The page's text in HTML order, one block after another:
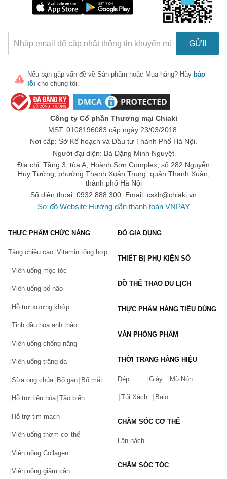
GỬI!
Nếu bạn gặp vấn đề về Sản phẩm hoặc Mua hàng? Hãy báo
lỗi cho chúng tôi.
Công ty Cổ phần Thương mại Chiaki
MST: 0108196083 cấp ngày 23/03/2018.
Nơi cấp: Sở Kế hoạch và Đầu tư Thành Phố Hà Nội.
Người đại diện: Bà Đặng Minh Nguyệt
Địa chỉ: Tầng 3, tòa A, Hoành Sơn Complex, số 282 Nguyễn
Huy Tưởng, phường Thanh Xuân Trung, quận Thanh Xuân,
thành phố Hà Nội
Số điện thoại: 0932.888.300. Email: cskh@chiaki.vn
Sơ đồ Website Hướng dẫn thanh toán VNPAY
THỰC PHẨM CHỨC NĂNG
Tăng chiều cao Vitamin tổng hợp
Viên uống mọc tóc
Viên uống bổ não
Hỗ trợ xương khớp
Tinh dầu hoa anh thảo
Viên uống chống nắng
Viên uống trắng da
Sữa ong chúa Bổ gan Bổ mắt
Hỗ trợ tiêu hóa Tảo biển
Hỗ trợ tim mạch
Viên uống thơm cơ thể
Viên uống Collagen
Viên uống giảm cân
ĐỒ GIA DỤNG
THIẾT BỊ PHỤ KIỆN SỐ
ĐỒ THỂ THAO DU LỊCH
THỰC PHẨM HÀNG TIÊU DÙNG
VĂN PHÒNG PHẨM
THỜI TRANG HÀNG HIỆU
Dép Giày Mũ Nón
Túi Xách Balo
CHĂM SÓC CƠ THỂ
Lăn nách
CHĂM SÓC TÓC
🎁 Đừng Bỏ Lỡ! 🎁
Mã Giảm Giá Dành Riêng Cho Bạn
Giảm ngay -cho bất kỳ đơn hàng nào.
XXX-XXXX
Số lần áp dụng:1lần
Ngày hết hạn:
LẤY MÃ NGAY